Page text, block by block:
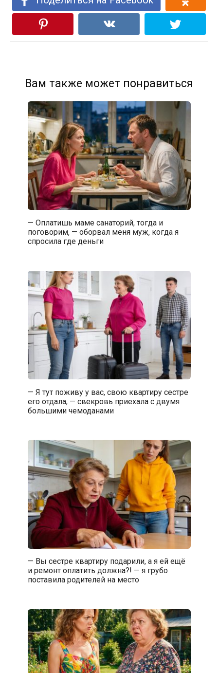
Вам также может понравиться
— Оплатишь маме санаторий, тогда и
поговорим, — оборвал меня муж, когда я
спросила где деньги
— Я тут поживу у вас, свою квартиру сестре
его отдала, — свекровь приехала с двумя
большими чемоданами
— Вы сестре квартиру подарили, а я ей ещё
и ремонт оплатить должна?! — я грубо
поставила родителей на место